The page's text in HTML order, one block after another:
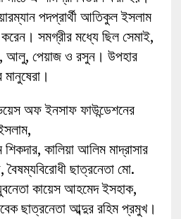
পদপ্রার্থী আতিকুল ইসলাম
করেন। সমগ্রীর মধ্যে ছিল সেমাই,
আলু, পেয়াজ ও রসুন। উপহার
অফ ইনসাফ ফাউন্ডেশনের
কালিয়া আলিম মাদ্রাসার
ছাত্রনেতা মো.
কায়েস আহমেদ ইসহাক,
ছাত্রনেতা আব্দুর রহিম প্রমুখ।